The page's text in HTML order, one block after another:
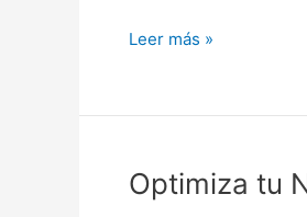
Herramientas
Leer más »
Optimiza tu
Optimiza